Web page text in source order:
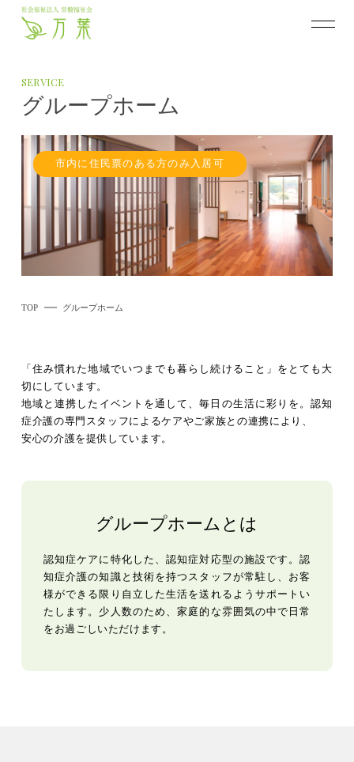
SERVICE
グループホーム
市内に住民票のある方のみ入居可
TOP グループホーム
「住み慣れた地域でいつまでも暮らし続けること」をとても大
切にしています。
地域と連携したイベントを通して、毎日の生活に彩りを。認知
症介護の専門スタッフによるケアやご家族との連携により、
安心の介護を提供しています。
グループホームとは
認知症ケアに特化した、認知症対応型の施設です。認
知症介護の知識と技術を持つスタッフが常駐し、お客
様ができる限り自立した生活を送れるようサポートい
たします。少人数のため、家庭的な雰囲気の中で日常
をお過ごしいただけます。